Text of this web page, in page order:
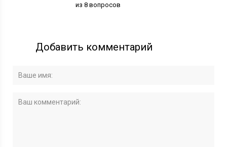
из 8 вопросов
Добавить комментарий